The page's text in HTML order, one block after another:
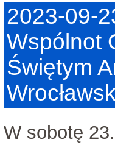
2023-09-
Wspólnot
Świętym
W sobotę